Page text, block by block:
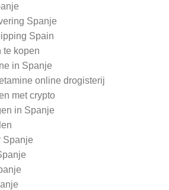
Spanje
Spain
te kopen
in Spanje
online drogisterij
met crypto
in Spanje
Spanje